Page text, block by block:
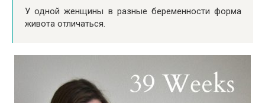
У одной женщины в разные беременности форма
живота отличаться.